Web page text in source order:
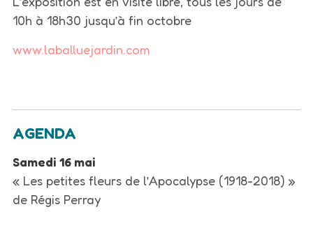
10h à 18h30 jusqu’à fin octobre
www.laballuejardin.com
AGENDA
Samedi 16 mai
« Les petites fleurs de l’Apocalypse (1918-2018) »
de Régis Perray